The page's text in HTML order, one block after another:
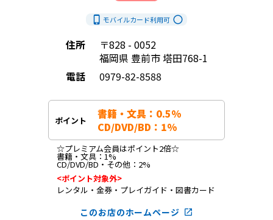
phone_iphone モバイルカード利用可 radio_button_unchecked
住所
〒828 - 0052
福岡県 豊前市 塔田768-1
電話
0979-82-8588
ポイント
書籍・文具：0.5%
CD/DVD/BD：1%
☆プレミアム会員はポイント2倍☆
書籍・文具：1%
CD/DVD/BD・その他：2%
<ポイント対象外>
レンタル・金券・プレイガイド・図書カード
このお店のホームページ launch